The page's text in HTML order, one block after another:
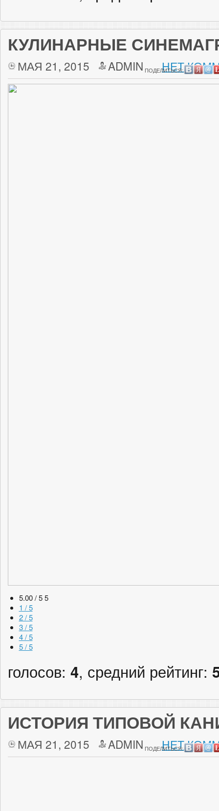
КУЛИНАРНЫЕ
МАЯ 21, 2015 ADMIN НЕТ
ПОДЕЛИТЬСЯ:
5.00 / 5 5
1 / 5
2 / 5
3 / 5
4 / 5
5 / 5
голосов: 4, средний рейтинг:
ИСТОРИЯ ТИПОВОЙ
МАЯ 21, 2015 ADMIN НЕТ
ПОДЕЛИТЬСЯ: